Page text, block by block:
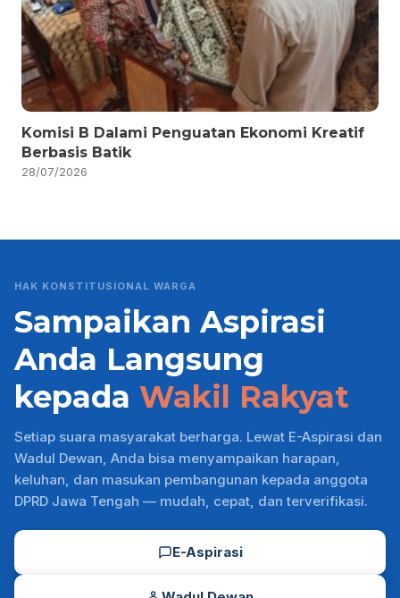
Komisi B Dalami Penguatan Ekonomi Kreatif
Berbasis Batik
28/07/2026
HAK KONSTITUSIONAL WARGA
Sampaikan Aspirasi
Anda Langsung
kepada Wakil Rakyat
Setiap suara masyarakat berharga. Lewat E-Aspirasi dan
Wadul Dewan, Anda bisa menyampaikan harapan,
keluhan, dan masukan pembangunan kepada anggota
DPRD Jawa Tengah — mudah, cepat, dan terverifikasi.
E-Aspirasi